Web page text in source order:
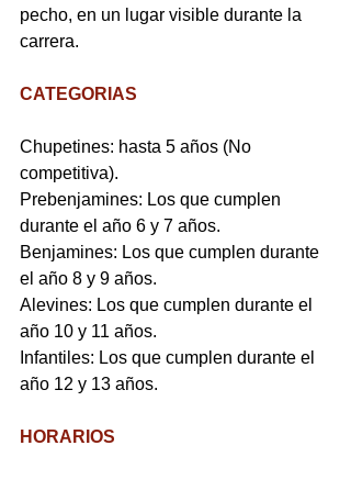
pecho, en un lugar visible durante la
carrera.
CATEGORIAS
Chupetines: hasta 5 años (No
competitiva).
Prebenjamines: Los que cumplen
durante el año 6 y 7 años.
Benjamines: Los que cumplen durante
el año 8 y 9 años.
Alevines: Los que cumplen durante el
año 10 y 11 años.
Infantiles: Los que cumplen durante el
año 12 y 13 años.
HORARIOS